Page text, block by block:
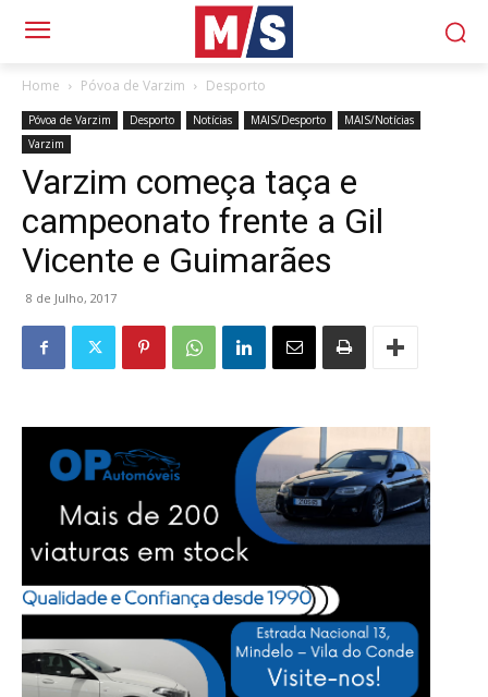
Home Póvoa de Varzim Desporto
Póvoa de Varzim Desporto Notícias MAIS/Desporto
MAIS/Notícias
Varzim
Varzim começa taça e
campeonato frente a Gil
Vicente e Guimarães
8 de Julho, 2017